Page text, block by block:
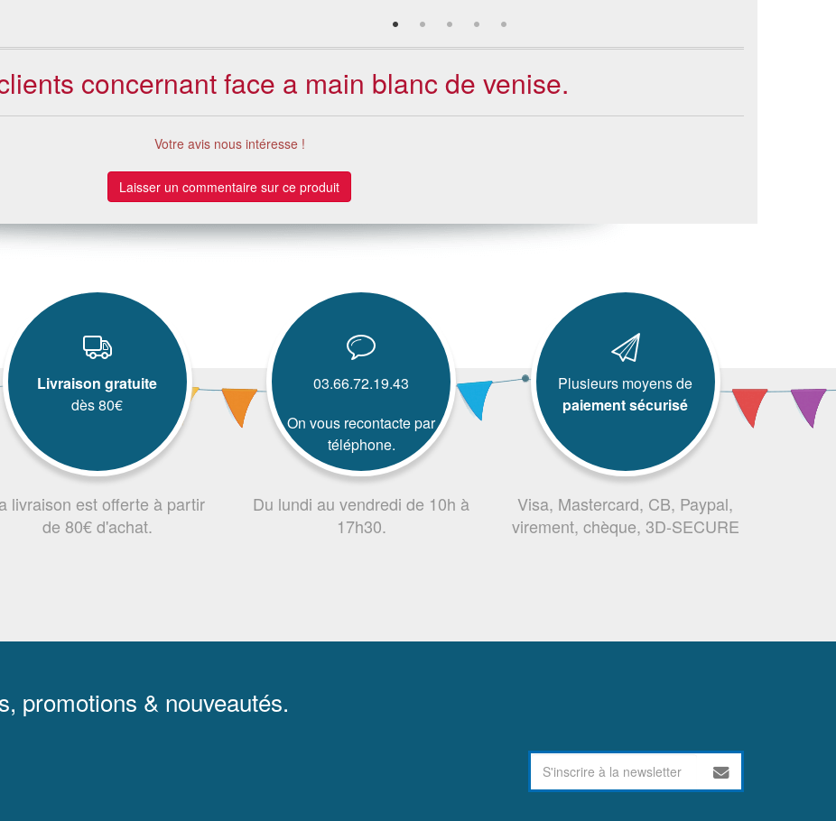
concernant face a main blanc de venise.
Votre avis nous intéresse !
Laisser un commentaire sur ce produit
Livraison gratuite
dès 80€
livraison est offerte à partir
de 80€ d'achat.
03.66.72.19.43
On vous recontacte par
téléphone.
Du lundi au vendredi de 10h à
17h30.
Plusieurs moyens de
paiement sécurisé
Visa, Mastercard, CB, Paypal,
virement, chèque, 3D-SECURE
promotions & nouveautés.